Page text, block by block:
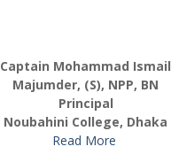
Captain Mohammad Ismail
Majumder, (S), NPP, BN
Principal
Noubahini College, Dhaka
Read More